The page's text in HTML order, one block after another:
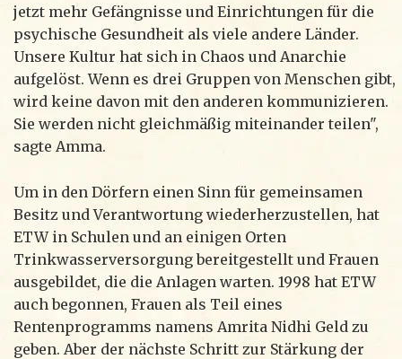
jetzt mehr Gefängnisse und Einrichtungen für die
psychische Gesundheit als viele andere Länder.
Unsere Kultur hat sich in Chaos und Anarchie
aufgelöst. Wenn es drei Gruppen von Menschen gibt,
wird keine davon mit den anderen kommunizieren.
Sie werden nicht gleichmäßig miteinander teilen",
sagte Amma.
Um in den Dörfern einen Sinn für gemeinsamen
Besitz und Verantwortung wiederherzustellen, hat
ETW in Schulen und an einigen Orten
Trinkwasserversorgung bereitgestellt und Frauen
ausgebildet, die die Anlagen warten. 1998 hat ETW
auch begonnen, Frauen als Teil eines
Rentenprogramms namens Amrita Nidhi Geld zu
geben. Aber der nächste Schritt zur Stärkung der